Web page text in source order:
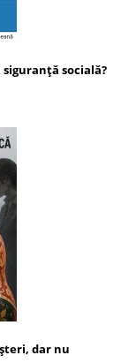
siguranță socială?
dar nu